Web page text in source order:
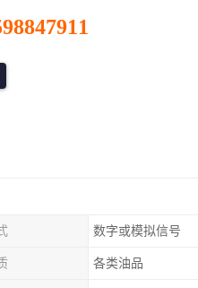
数字或模拟信号
各类油品